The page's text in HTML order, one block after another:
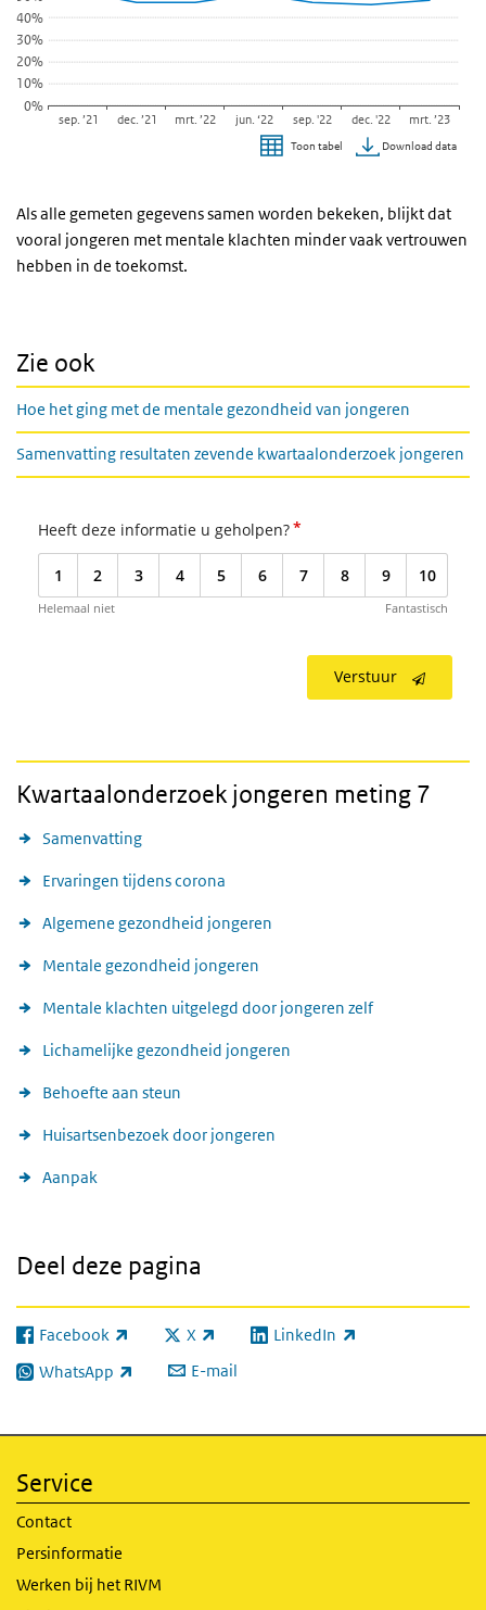
De grafiek heeft 1 X-as die categories weergeeft.
De grafiek heeft 1 Y-as die percentage weergeeft.
0%
10%
20%
30%
40%
sep. ’21 dec. ’21 mrt. ’22 jun. ‘22 sep. '22 dec. '22 mrt. ’23
Toon tabel Download data
Als alle gemeten gegevens samen worden bekeken, blijkt dat
vooral jongeren met mentale klachten minder vaak vertrouwen
hebben in de toekomst.
Zie ook
Hoe het ging met de mentale gezondheid van jongeren
Samenvatting resultaten zevende kwartaalonderzoek jongeren
Heeft deze informatie u geholpen?*
1 2 3 4 5 6 7 8 9 10
Helemaal niet Fantastisch
Verstuur
Kwartaalonderzoek jongeren meting 7
Samenvatting
Ervaringen tijdens corona
Algemene gezondheid jongeren
Mentale gezondheid jongeren
Mentale klachten uitgelegd door jongeren zelf
Lichamelijke gezondheid jongeren
Behoefte aan steun
Huisartsenbezoek door jongeren
Aanpak
Deel deze pagina
Facebook
(externe link) X
(externe link) LinkedIn
(externe link)
WhatsApp
(externe link) E-mail
Service
Contact
Persinformatie
Werken bij het RIVM